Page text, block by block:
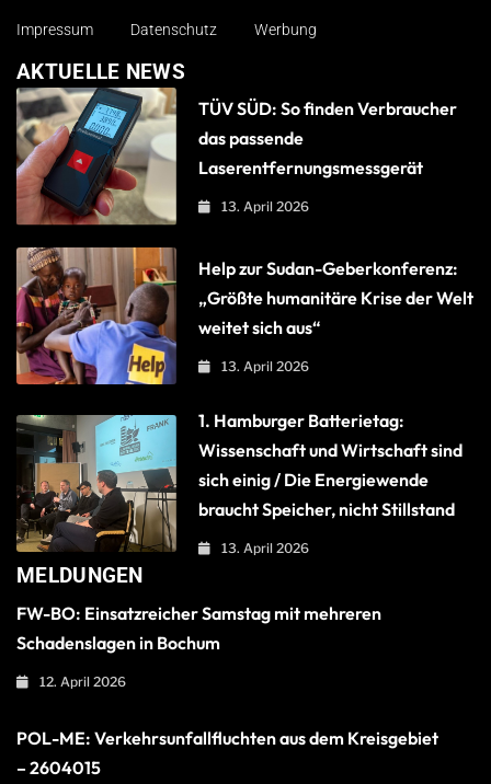
Impressum Datenschutz Werbung
AKTUELLE NEWS
TÜV SÜD: So finden Verbraucher
das passende
Laserentfernungsmessgerät
13. April 2026
Help zur Sudan-Geberkonferenz:
„Größte humanitäre Krise der Welt
weitet sich aus“
13. April 2026
1. Hamburger Batterietag:
Wissenschaft und Wirtschaft sind
sich einig / Die Energiewende
braucht Speicher, nicht Stillstand
13. April 2026
MELDUNGEN
FW-BO: Einsatzreicher Samstag mit mehreren
Schadenslagen in Bochum
12. April 2026
POL-ME: Verkehrsunfallfluchten aus dem Kreisgebiet
– 2604015